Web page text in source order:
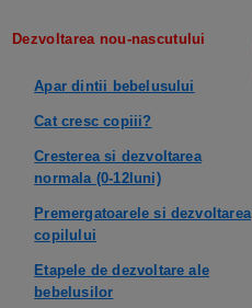
Dezvoltarea nou-nascutului
Apar dintii bebelusului
Cat cresc copiii?
Cresterea si dezvoltarea
normala (0-12luni)
Premergatoarele si dezvoltarea
copilului
Etapele de dezvoltare ale
bebelusilor